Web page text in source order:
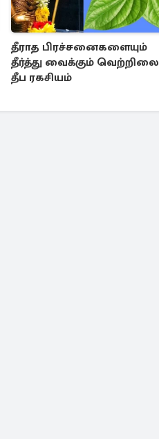
தீராத பிரச்சனைகளையும்
தீர்த்து வைக்கும் வெற்றிலை
தீப ரகசியம்